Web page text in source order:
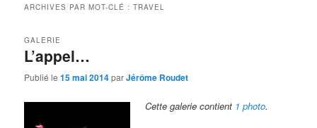
ARCHIVES PAR MOT-CLÉ :TRAVEL
L’appel…
GALERIE
Publié le15 mai 2014parJérôme Roudet
Cette galerie contient 1 photo.